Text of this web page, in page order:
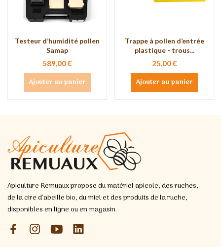
Testeur d’humidité pollen
Samap
589,00 €
Ajouter au panier
Trappe à pollen d’entrée
plastique - trous...
25,00 €
Ajouter au panier
Apiculture Remuaux propose du matériel apicole, des ruches,
de la cire d’abeille bio, du miel et des produits de la ruche,
disponibles en ligne ou en magasin.